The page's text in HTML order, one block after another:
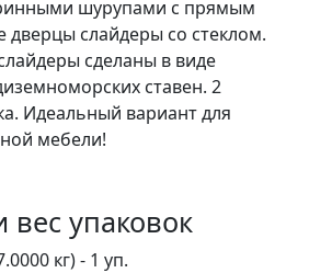
шурупами с прямым
слайдеры со стеклом.
сделаны в виде
ставен. 2
Идеальный вариант для
мебели!
вес упаковок
кг) - 1 уп.